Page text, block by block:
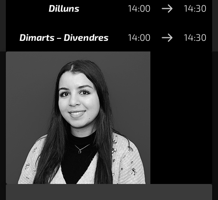
Dilluns 14:00 14:30
Dimarts – Divendres 14:00 14:30